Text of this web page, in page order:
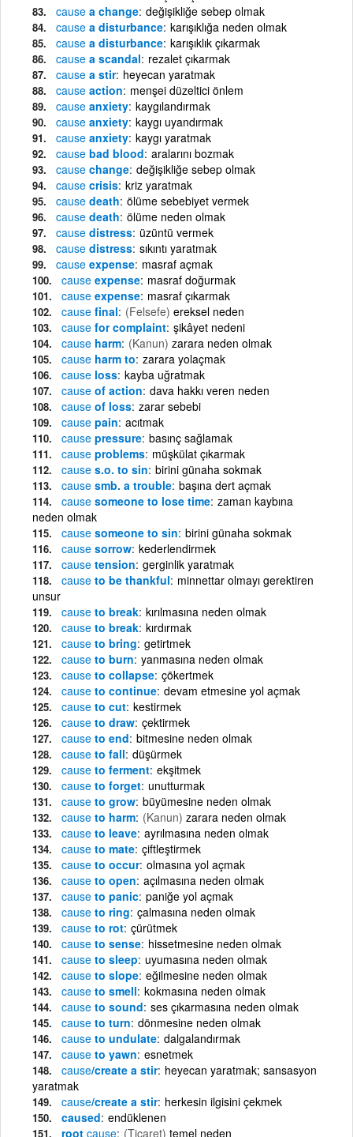
cause a change değişikliğe sebep olmak
cause a disturbance karışıklığa neden olmak
cause a disturbance karışıklık çıkarmak
cause a scandal rezalet çıkarmak
cause a stir heyecan yaratmak
cause action menşei düzeltici önlem
cause anxiety kaygılandırmak
cause anxiety kaygı uyandırmak
cause anxiety kaygı yaratmak
cause bad blood aralarını bozmak
cause change değişikliğe sebep olmak
cause crisis kriz yaratmak
cause death ölüme sebebiyet vermek
cause death ölüme neden olmak
cause distress üzüntü vermek
cause distress sıkıntı yaratmak
cause expense masraf açmak
cause expense masraf doğurmak
cause expense masraf çıkarmak
cause final (Felsefe) ereksel neden
cause for complaint şikâyet nedeni
cause harm (Kanun) zarara neden olmak
cause harm to zarara yolaçmak
cause loss kayba uğratmak
cause of action dava hakkı veren neden
cause of loss zarar sebebi
cause pain acıtmak
cause pressure basınç sağlamak
cause problems müşkülat çıkarmak
cause s.o. to sin birini günaha sokmak
cause smb. a trouble başına dert açmak
cause someone to lose time zaman kaybına
neden olmak
cause someone to sin birini günaha sokmak
cause sorrow kederlendirmek
cause tension gerginlik yaratmak
cause to be thankful minnettar olmayı gerektiren
unsur
cause to break kırılmasına neden olmak
cause to break kırdırmak
cause to bring getirtmek
cause to burn yanmasına neden olmak
cause to collapse çökertmek
cause to continue devam etmesine yol açmak
cause to cut kestirmek
cause to draw çektirmek
cause to end bitmesine neden olmak
cause to fall düşürmek
cause to ferment ekşitmek
cause to forget unutturmak
cause to grow büyümesine neden olmak
cause to harm (Kanun) zarara neden olmak
cause to leave ayrılmasına neden olmak
cause to mate çiftleştirmek
cause to occur olmasına yol açmak
cause to open açılmasına neden olmak
cause to panic paniğe yol açmak
cause to ring çalmasına neden olmak
cause to rot çürütmek
cause to sense hissetmesine neden olmak
cause to sleep uyumasına neden olmak
cause to slope eğilmesine neden olmak
cause to smell kokmasına neden olmak
cause to sound ses çıkarmasına neden olmak
cause to turn dönmesine neden olmak
cause to undulate dalgalandırmak
cause to yawn esnetmek
cause/create a stir heyecan yaratmak; sansasyon
yaratmak
cause/create a stir herkesin ilgisini çekmek
caused endüklenen
root cause (Ticaret) temel neden